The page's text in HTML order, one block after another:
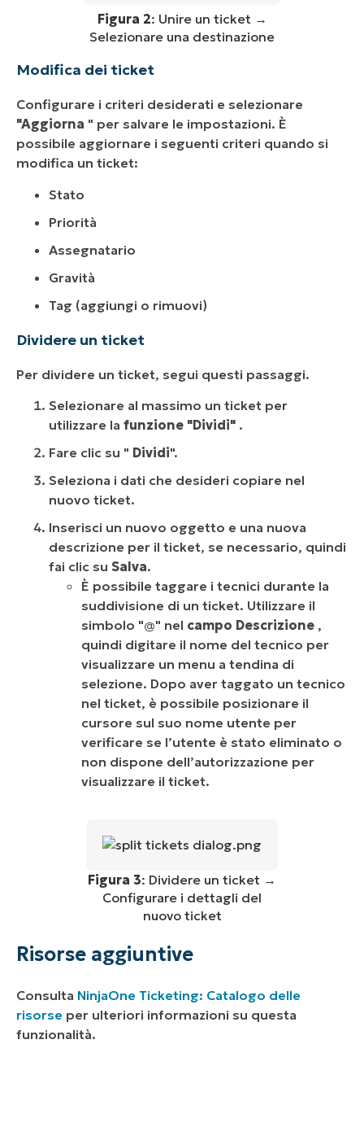
Figura 2: Unire un ticket →
Selezionare una destinazione
Modifica dei ticket
Configurare i criteri desiderati e selezionare
"Aggiorna " per salvare le impostazioni. È
possibile aggiornare i seguenti criteri quando si
modifica un ticket:
Stato
Priorità
Assegnatario
Gravità
Tag (aggiungi o rimuovi)
Dividere un ticket
Per dividere un ticket, segui questi passaggi.
Selezionare al massimo un ticket per
utilizzare la funzione "Dividi" .
Fare clic su " Dividi".
Seleziona i dati che desideri copiare nel
nuovo ticket.
Inserisci un nuovo oggetto e una nuova
descrizione per il ticket, se necessario, quindi
fai clic su Salva.
È possibile taggare i tecnici durante la
suddivisione di un ticket. Utilizzare il
simbolo "@" nel campo Descrizione ,
quindi digitare il nome del tecnico per
visualizzare un menu a tendina di
selezione. Dopo aver taggato un tecnico
nel ticket, è possibile posizionare il
cursore sul suo nome utente per
verificare se l’utente è stato eliminato o
non dispone dell’autorizzazione per
visualizzare il ticket.
Figura 3: Dividere un ticket →
Configurare i dettagli del
nuovo ticket
Risorse aggiuntive
Consulta NinjaOne Ticketing: Catalogo delle
risorse per ulteriori informazioni su questa
funzionalità.